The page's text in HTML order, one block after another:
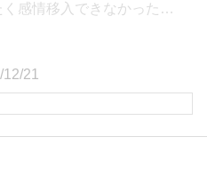
く感情移入できなかった…
21